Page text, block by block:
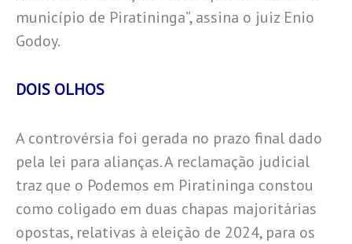
município de Piratininga”, assina o juiz Enio
Godoy.
DOIS OLHOS
A controvérsia foi gerada no prazo final dado
pela lei para alianças. A reclamação judicial
traz que o Podemos em Piratininga constou
como coligado em duas chapas majoritárias
opostas, relativas à eleição de 2024, para os